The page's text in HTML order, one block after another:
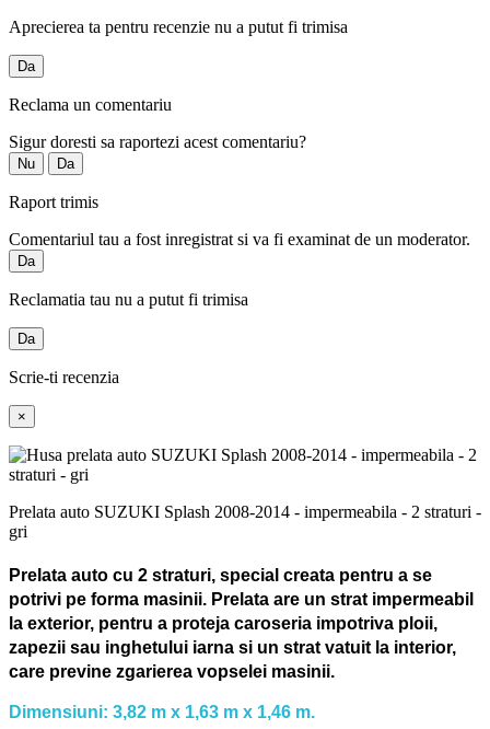
Aprecierea ta pentru recenzie nu a putut fi trimisa
Da
Reclama un comentariu
Sigur doresti sa raportezi acest comentariu?
Nu Da
Raport trimis
Comentariul tau a fost inregistrat si va fi examinat de un moderator.
Da
Reclamatia tau nu a putut fi trimisa
Da
Scrie-ti recenzia
×
Prelata auto SUZUKI Splash 2008-2014 - impermeabila - 2 straturi -
gri
Prelata auto cu 2 straturi, special creata pentru a se
potrivi pe forma masinii. Prelata are un strat impermeabil
la exterior, pentru a proteja caroseria impotriva ploii,
zapezii sau inghetului iarna si un strat vatuit la interior,
care previne zgarierea vopselei masinii.
Dimensiuni: 3,82 m x 1,63 m x 1,46 m.